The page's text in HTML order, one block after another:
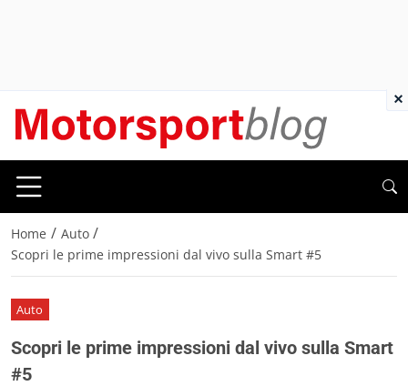
Home / Auto /
Scopri le prime impressioni dal vivo sulla Smart #5
Auto
Scopri le prime impressioni dal vivo sulla Smart
#5
×